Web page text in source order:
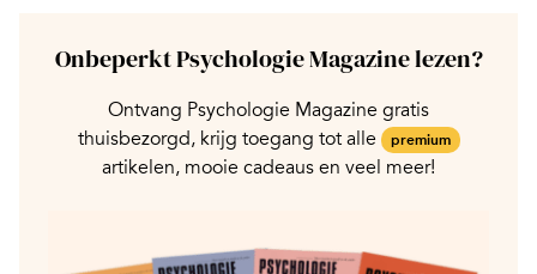
Onbeperkt Psychologie Magazine lezen?
Ontvang Psychologie Magazine gratis
thuisbezorgd, krijg toegang tot alle
premium
artikelen, mooie cadeaus en veel meer!